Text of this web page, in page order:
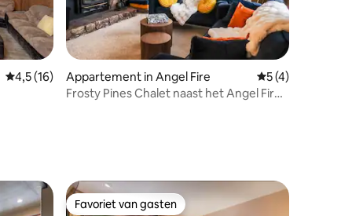
Gemiddelde beoordeling van 4,5 op 5, 16 recensies
4,5 (16)
Appartement in Angel Fire Gemiddelde
5 (4)
Frosty Pines Chalet naast het Angel Fire
Favoriet van gasten
Favoriet van gasten